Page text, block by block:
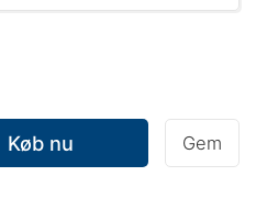
Køb nu Gem